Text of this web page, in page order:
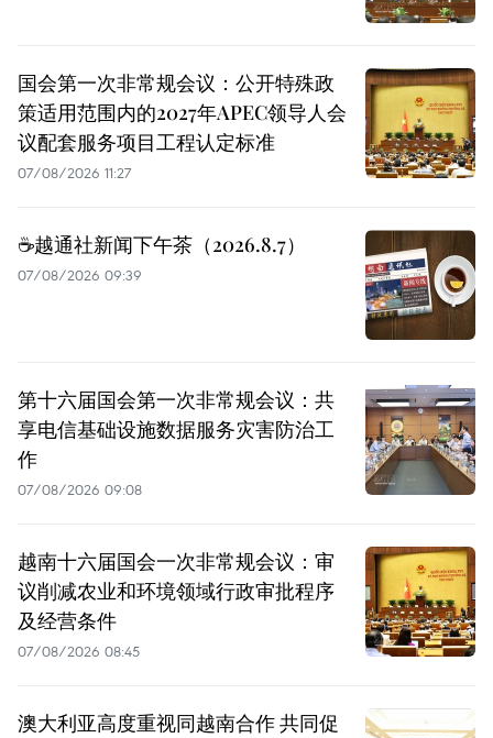
国会第一次非常规会议：公开特殊政
策适用范围内的2027年APEC领导人会
议配套服务项目工程认定标准
07/08/2026 11:27
☕️越通社新闻下午茶（2026.8.7）
07/08/2026 09:39
第十六届国会第一次非常规会议：共
享电信基础设施数据服务灾害防治工
作
07/08/2026 09:08
越南十六届国会一次非常规会议：审
议削减农业和环境领域行政审批程序
及经营条件
07/08/2026 08:45
澳大利亚高度重视同越南合作 共同促